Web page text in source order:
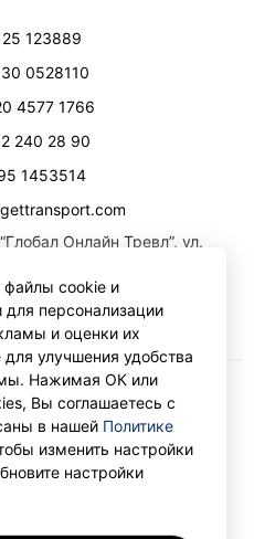
123889
0528110
4577 1766
240 28 90
1453514
Онлайн Тревл”, ул.
номер
РНН 00238516
0070
файлы cookie и
для персонализации
и оценки их
улучшения удобства
Нажимая ОК или
Вы соглашаетесь с
в нашей Политике
изменить настройки
настройки